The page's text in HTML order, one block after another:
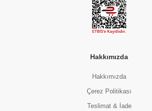
Hakkımızda
Hakkımızda
Çerez Politikası
Teslimat & İade